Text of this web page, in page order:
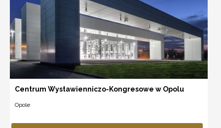
Centrum Wystawienniczo-Kongresowe w Opolu
Opole